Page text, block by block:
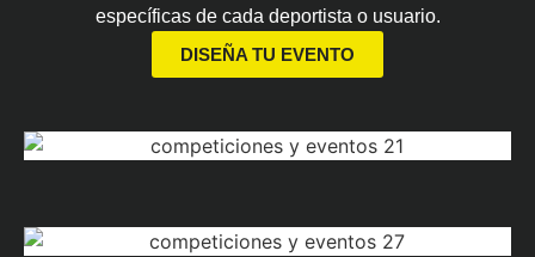
específicas de cada deportista o usuario.
DISEÑA TU EVENTO